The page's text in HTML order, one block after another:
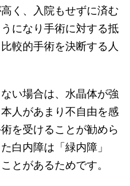
く、入院もせずに済む
になり手術に対する抵
較的手術を決断する人
い場合は、水晶体が強
人があまり不自由を感
を受けることが勧めら
白内障は「緑内障」
とがあるためです。